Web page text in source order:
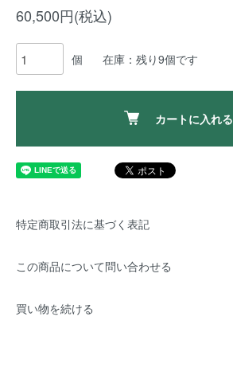
60,500円(税込)
個 在庫：残り9個です
カートに入れる
特定商取引法に基づく表記
この商品について問い合わせる
買い物を続ける